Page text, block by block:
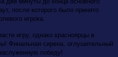
после которого было принято
игрока.
игру, однако красноярцы в
Финальная сирена, оглушительный
победу!